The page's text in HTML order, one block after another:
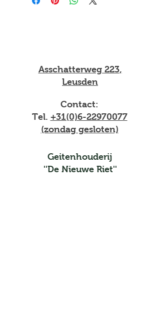
kroketten zijn deze bitterballen
Asschatterweg 223,
Leusden
Contact:
Tel. +31(0)6-22970077
(zondag gesloten)
Geitenhouderij
''De Nieuwe Riet''